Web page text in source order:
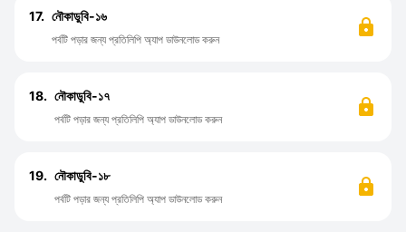
17. নৌকাডুবি-১৬
পর্বটি পড়ার জন্য প্রতিলিপি অ্যাপ ডাউনলোড করুন
18. নৌকাডুবি-১৭
পর্বটি পড়ার জন্য প্রতিলিপি অ্যাপ ডাউনলোড করুন
19. নৌকাডুবি-১৮
পর্বটি পড়ার জন্য প্রতিলিপি অ্যাপ ডাউনলোড করুন